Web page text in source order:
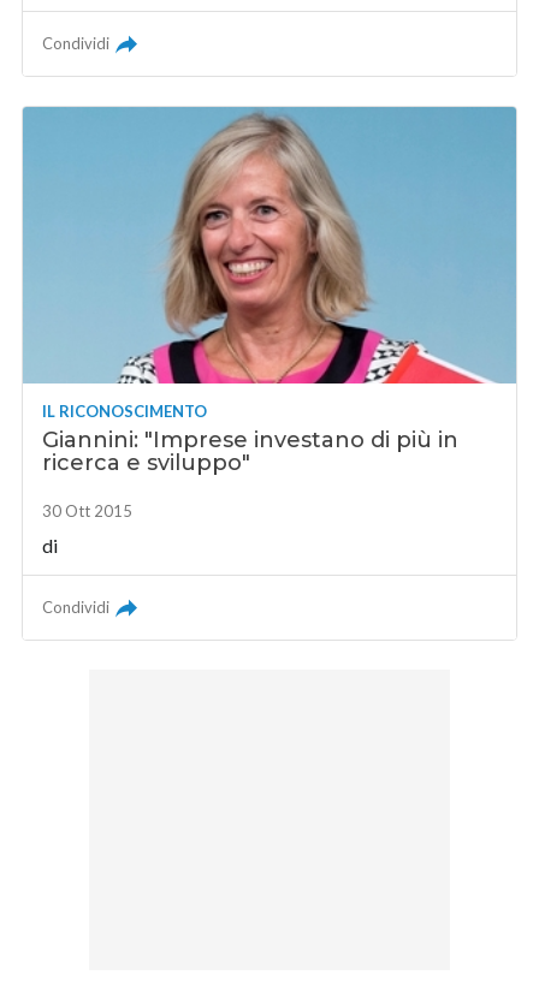
Condividi
IL RICONOSCIMENTO
Giannini: "Imprese investano di più in
ricerca e sviluppo"
30 Ott 2015
di
Condividi